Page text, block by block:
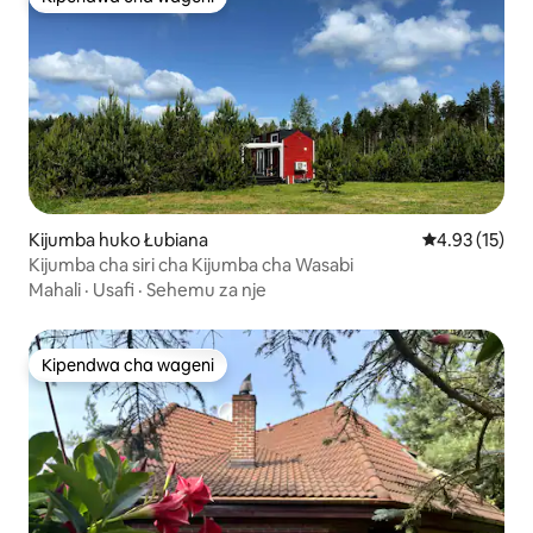
Kipendwa cha wageni
Kijumba huko Łubiana Ukadiriaji wa
4.93 (15)
Kijumba cha siri cha Kijumba cha Wasabi
Mahali · Usafi · Sehemu za nje
Kipendwa cha wageni
Kipendwa cha wageni